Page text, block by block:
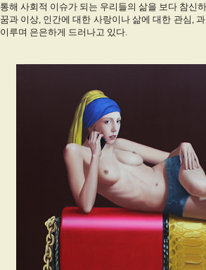
통해 사회적 이슈가 되는 우리들의 삶을 보다 참신
꿈과 이상, 인간에 대한 사랑이나 삶에 대한 관심,
이루며 은은하게 드러나고 있다.